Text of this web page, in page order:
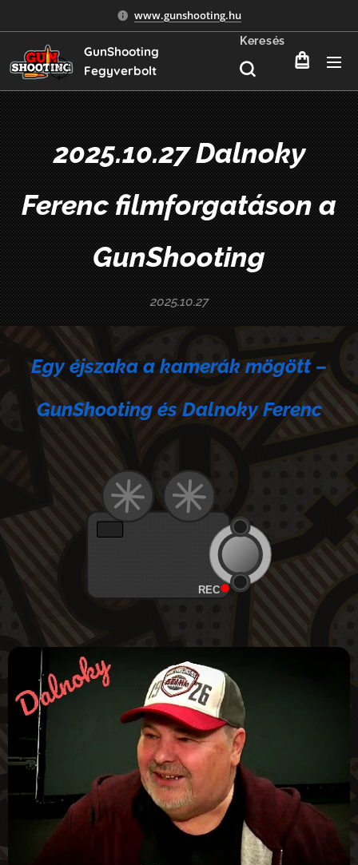
www.gunshooting.hu
GunShooting
Fegyverbolt
Keresés
2025.10.27 Dalnoky
Ferenc filmforgatáson a
GunShooting
2025.10.27
Egy éjszaka a kamerák mögött –
GunShooting és Dalnoky Ferenc
REC